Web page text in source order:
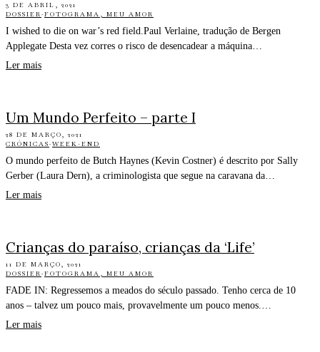
3 DE ABRIL, 2021
DOSSIER·FOTOGRAMA, MEU AMOR
I wished to die on war’s red field.Paul Verlaine, tradução de Bergen
Applegate Desta vez corres o risco de desencadear a máquina…
Ler mais
Um Mundo Perfeito – parte I
28 DE MARÇO, 2021
CRÓNICAS·WEEK-END
O mundo perfeito de Butch Haynes (Kevin Costner) é descrito por Sally
Gerber (Laura Dern), a criminologista que segue na caravana da…
Ler mais
Crianças do paraíso, crianças da ‘Life’
11 DE MARÇO, 2021
DOSSIER·FOTOGRAMA, MEU AMOR
FADE IN: Regressemos a meados do século passado. Tenho cerca de 10
anos – talvez um pouco mais, provavelmente um pouco menos.…
Ler mais